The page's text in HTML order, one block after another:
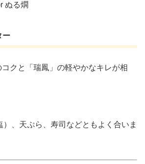
ぬる燗
ー
コクと「瑞鳳」の軽やかなキレが相
）、天ぷら、寿司などともよく合いま